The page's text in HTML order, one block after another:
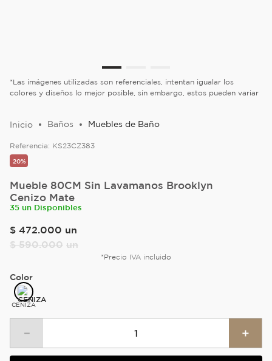
*Las imágenes utilizadas son referenciales, intentan igualar los
colores y diseños lo mejor posible, sin embargo, estos pueden variar
Baños Muebles de Baño
Referencia: KS23CZ383
20%
Mueble 80CM Sin Lavamanos Brooklyn
Cenizo Mate
35 un Disponibles
$ 472.000 un
$ 590.000 un
*Precio IVA incluido
Color
CENIZA
＋
－